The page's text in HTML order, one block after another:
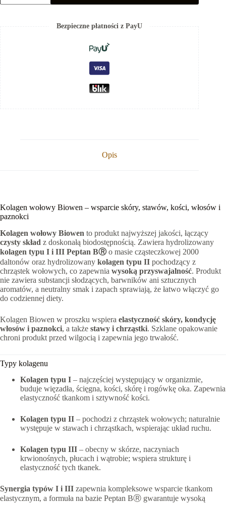
wołowy
Bezpieczne płatności z PayU
Opis
Kolagen wołowy Biowen – wsparcie skóry, stawów, kości, włosów i
paznokci
Kolagen wołowy Biowen to produkt najwyższej jakości, łączący
czysty skład z doskonałą biodostępnością. Zawiera hydrolizowany
kolagen typu I i III Peptan BⓇo masie cząsteczkowej 2000
daltonów oraz hydrolizowany kolagen typu II pochodzący z
chrząstek wołowych, co zapewnia wysoką przyswajalność. Produkt
nie zawiera substancji słodzących, barwników ani sztucznych
aromatów, a neutralny smak i zapach sprawiają, że łatwo włączyć go
do codziennej diety.
Kolagen Biowen w proszku wspiera elastyczność skóry, kondycję
włosów i paznokci, a także stawy i chrząstki. Szklane opakowanie
chroni produkt przed wilgocią i zapewnia jego trwałość.
Typy kolagenu
Kolagen typu I – najczęściej występujący w organizmie,
buduje więzadła, ścięgna, kości, skórę i rogówkę oka. Zapewnia
elastyczność tkankom i sztywność kości.
Kolagen typu II – pochodzi z chrząstek wołowych; naturalnie
występuje w stawach i chrząstkach, wspierając układ ruchu.
Kolagen typu III – obecny w skórze, naczyniach
krwionośnych, płucach i wątrobie; wspiera strukturę i
elastyczność tych tkanek.
Synergia typów I i III zapewnia kompleksowe wsparcie tkankom
elastycznym, a formuła na bazie Peptan BⓇ gwarantuje wysoką